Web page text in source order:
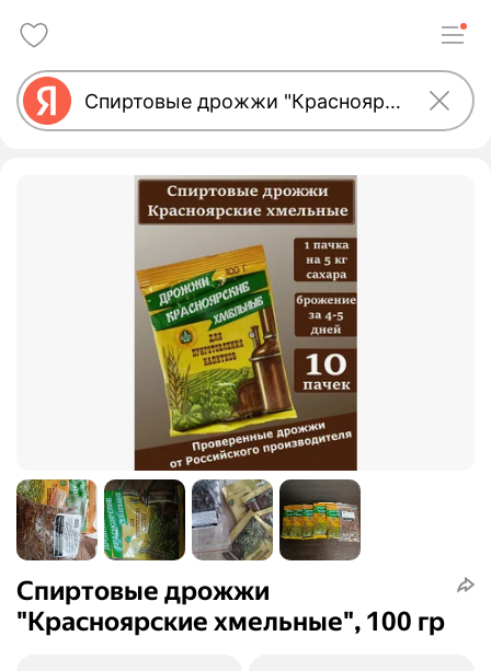
Спиртовые дрожжи
"Красноярские хмельные", 100 гр